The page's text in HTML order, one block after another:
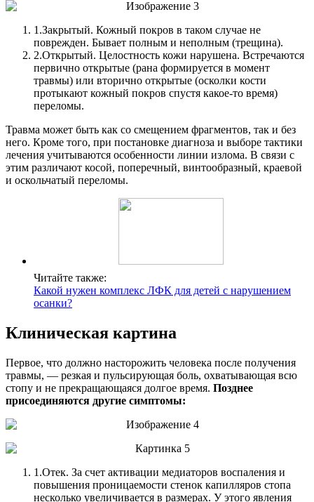
1.Закрытый. Кожный покров в таком случае не
поврежден. Бывает полным и неполным (трещина).
2.Открытый. Целостность кожи нарушена. Встречаются
первично открытые (рана формируется в момент
травмы) или вторично открытые (осколки кости
протыкают кожный покров спустя какое-то время)
переломы.
Травма может быть как со смещением фрагментов, так и без
него. Кроме того, при постановке диагноза и выборе тактики
лечения учитываются особенности линии излома. В связи с
этим различают косой, поперечный, винтообразный, краевой
и оскольчатый переломы.
Читайте также:
Какой нужен комплекс ЛФК для детей с нарушением
осанки?
Клиническая картина
Первое, что должно насторожить человека после получения
травмы, — резкая и пульсирующая боль, охватывающая всю
стопу и не прекращающаяся долгое время. Позднее
присоединяются другие симптомы:
1.Отек. За счет активации медиаторов воспаления и
повышения проницаемости стенок капилляров стопа
несколько увеличивается в размерах. У этого явления